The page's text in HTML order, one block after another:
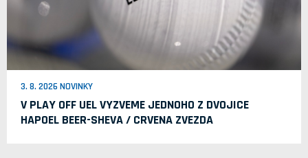
3. 8. 2026 NOVINKY
V PLAY OFF UEL VYZVEME JEDNOHO Z DVOJICE
HAPOEL BEER-SHEVA / CRVENA ZVEZDA